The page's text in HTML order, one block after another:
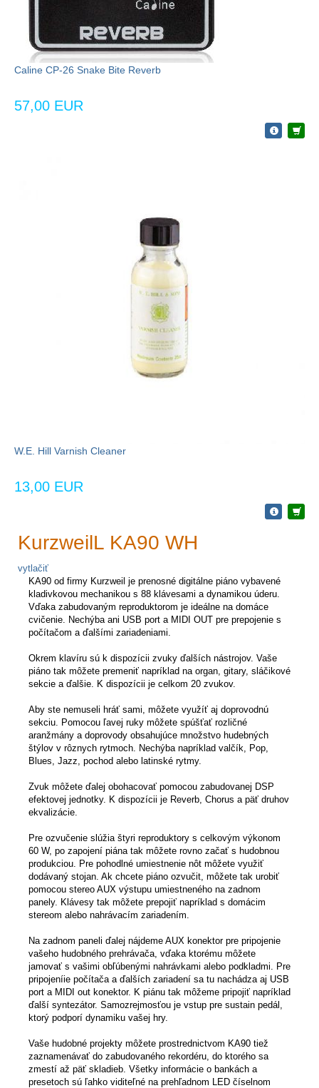
Caline CP-26 Snake Bite Reverb
57,00 EUR
W.E. Hill Varnish Cleaner
13,00 EUR
KurzweilL KA90 WH
vytlačiť
KA90 od firmy Kurzweil je prenosné digitálne piáno vybavené
kladivkovou mechanikou s 88 klávesami a dynamikou úderu.
Vďaka zabudovaným reproduktorom je ideálne na domáce
cvičenie. Nechýba ani USB port a MIDI OUT pre prepojenie s
počítačom a ďalšími zariadeniami.
Okrem klavíru sú k dispozícii zvuky ďalších nástrojov. Vaše
piáno tak môžete premeniť napríklad na organ, gitary, sláčikové
sekcie a ďalšie. K dispozícii je celkom 20 zvukov.
Aby ste nemuseli hráť sami, môžete využíť aj doprovodnú
sekciu. Pomocou ľavej ruky môžete spúšťať rozličné
aranžmány a doprovody obsahujúce množstvo hudebných
štýlov v rôznych rytmoch. Nechýba napríklad valčík, Pop,
Blues, Jazz, pochod alebo latinské rytmy.
Zvuk môžete ďalej obohacovať pomocou zabudovanej DSP
efektovej jednotky. K dispozícii je Reverb, Chorus a päť druhov
ekvalizácie.
Pre ozvučenie slúžia štyri reproduktory s celkovým výkonom
60 W, po zapojení piána tak môžete rovno začať s hudobnou
produkciou. Pre pohodlné umiestnenie nôt môžete využiť
dodávaný stojan. Ak chcete piáno ozvučit, môžete tak urobiť
pomocou stereo AUX výstupu umiestneného na zadnom
panely. Klávesy tak môžete prepojiť napríklad s domácim
stereom alebo nahrávacím zariadením.
Na zadnom paneli ďalej nájdeme AUX konektor pre pripojenie
vašeho hudobného prehrávača, vďaka ktorému môžete
jamovať s vašimi obľúbenými nahrávkami alebo podkladmi. Pre
pripojeníie počítača a ďalších zariadení sa tu nachádza aj USB
port a MIDI out konektor. K piánu tak môžeme pripojiť napríklad
ďalší syntezátor. Samozrejmosťou je vstup pre sustain pedál,
ktorý podporí dynamiku vašej hry.
Vaše hudobné projekty môžete prostrednictvom KA90 tiež
zaznamenávať do zabudovaného rekordéru, do ktorého sa
zmestí až päť skladieb. Všetky informácie o bankách a
presetoch sú ľahko viditeľné na prehľadnom LED číselnom